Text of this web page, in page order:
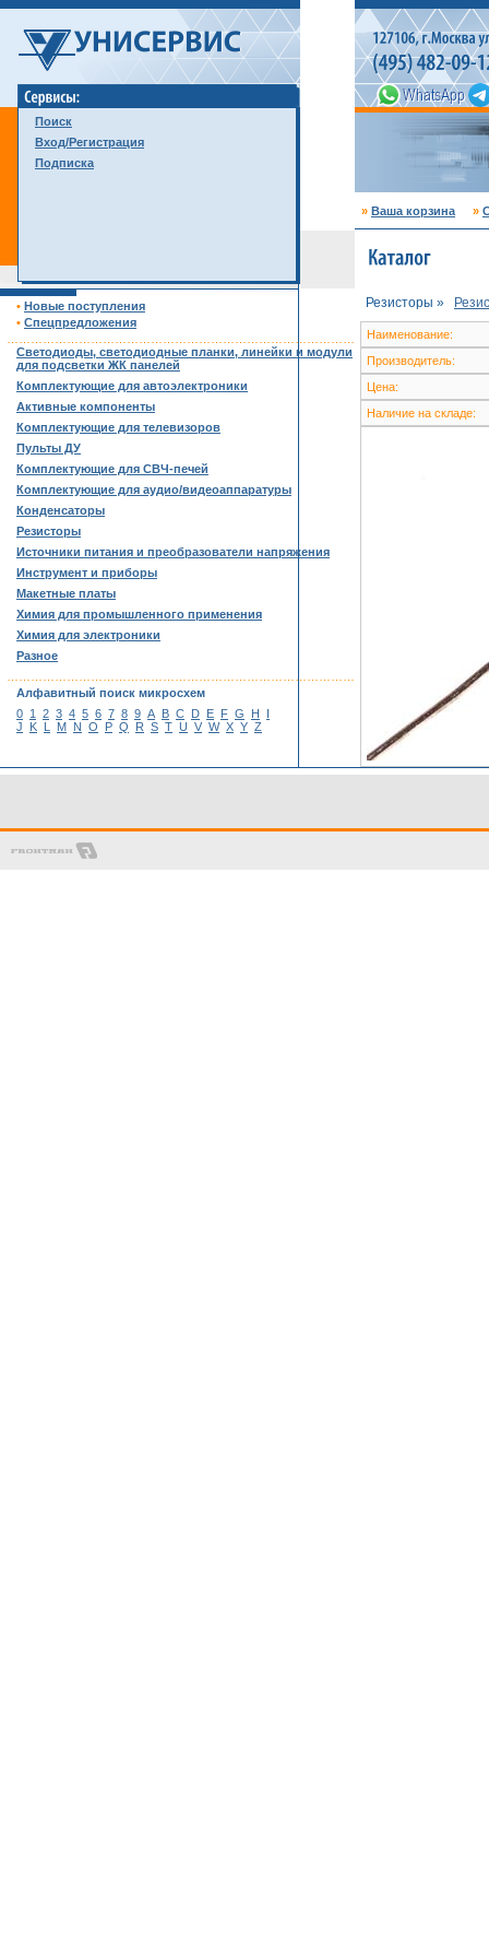
Поиск
Вход/Регистрация
Подписка
» Ваша корзина »
• Новые поступления
• Спецпредложения
Светодиоды, светодиодные планки, линейки и модули
для подсветки ЖК панелей
Комплектующие для автоэлектроники
Активные компоненты
Комплектующие для телевизоров
Пульты ДУ
Комплектующие для СВЧ-печей
Комплектующие для аудио/видеоаппаратуры
Конденсаторы
Резисторы
Источники питания и преобразователи напряжения
Инструмент и приборы
Макетные платы
Химия для промышленного применения
Химия для электроники
Разное
Алфавитный поиск микросхем
0 1 2 3 4 5 6 7 8 9 A B C D E F G H
I
J
K L M N O P Q R S T U V W X Y Z
Резисторы »
Наименование:
Производитель:
Цена:
Наличие на складе: